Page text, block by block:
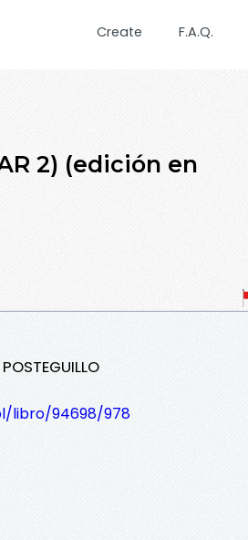
Create F.A.Q.
2) (edición en
libro/94698/978